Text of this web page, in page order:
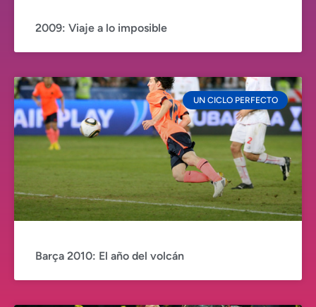
2009: Viaje a lo imposible
UN CICLO PERFECTO
Barça 2010: El año del volcán